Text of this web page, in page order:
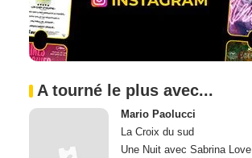
A tourné le plus avec...
Mario Paolucci
La Croix du sud
Une Nuit avec Sabrina Love